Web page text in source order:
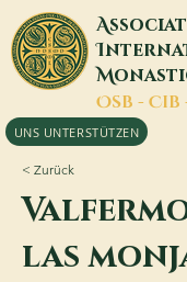
A
I
M
OSB - CIB
UNS UNTERSTÜTZEN
< Zurück
las